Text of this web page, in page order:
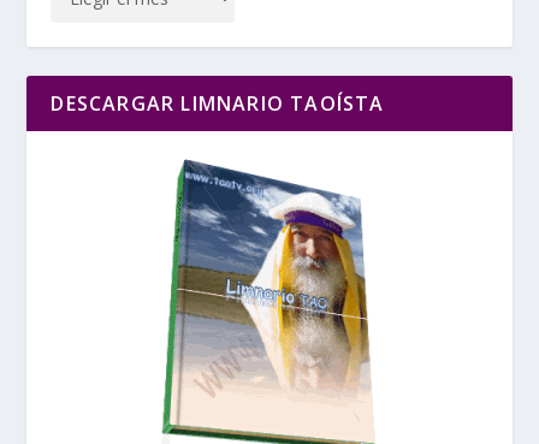
DESCARGAR LIMNARIO TAOÍSTA